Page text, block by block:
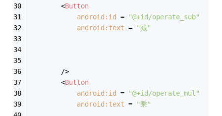
<Button
android:id
=
"@+id/operate_sub"
android:text = "减"
	    />
<Button
android:id
=
"@+id/operate_mul"
android:text = "乘"